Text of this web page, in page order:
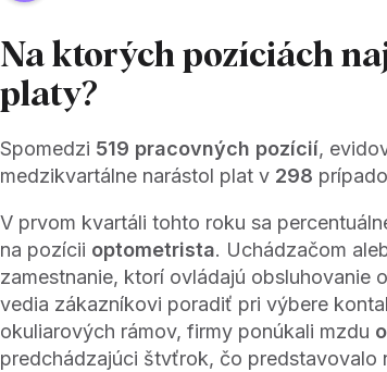
Na ktorých pozíciách
platy?
Spomedzi 519 pracovných pozícií,
medzikvartálne narástol plat v 298
V prvom kvartáli tohto roku sa
na pozícii optometrista. Uchádzačom
zamestnanie, ktorí ovládajú obsluhovanie
vedia zákazníkovi poradiť pri výbere
okuliarových rámov, firmy ponúkali mzdu
predchádzajúci štvťrok, čo predstavovalo